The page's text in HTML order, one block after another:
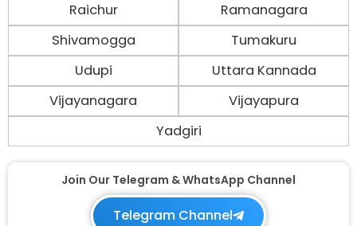
Raichur
Ramanagara
Shivamogga
Tumakuru
Udupi
Uttara Kannada
Vijayanagara
Vijayapura
Yadgiri
Join Our Telegram & WhatsApp Channel
Telegram Channel